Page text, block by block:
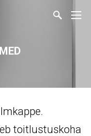
toitlustuskoha